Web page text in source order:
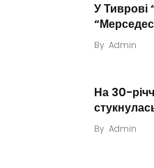
У Тиврові
By Admin
На 30-
By Admin